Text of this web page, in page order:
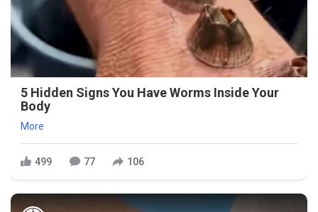
5 Hidden Signs You Have Worms Inside Your
Body
More
499 77 106